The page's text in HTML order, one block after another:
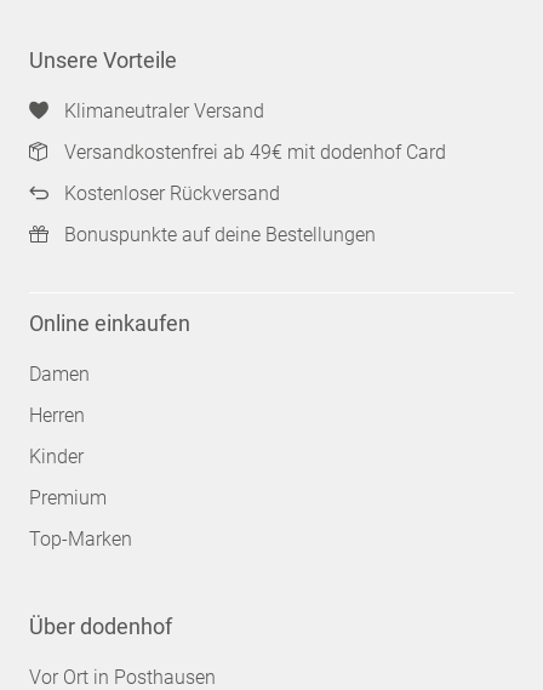
Unsere Vorteile
Klimaneutraler Versand
Versandkostenfrei ab 49€ mit dodenhof Card
Kostenloser Rückversand
Bonuspunkte auf deine Bestellungen
Online einkaufen
Damen
Herren
Kinder
Premium
Top-Marken
Über dodenhof
Vor Ort in Posthausen